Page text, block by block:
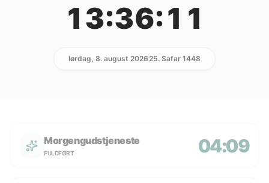
13:36:11
lørdag, 8. august 202625. Safar 1448
Morgengudstjeneste
FULDFØRT 04:09